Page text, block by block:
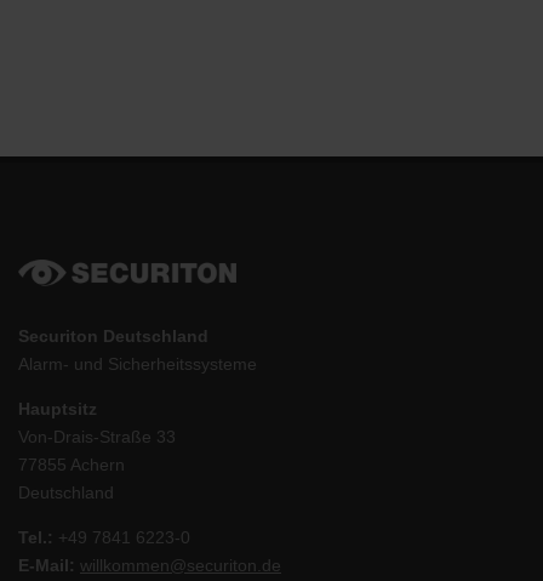
Securiton Deutschland
Alarm- und Sicherheitssysteme
Hauptsitz
Von-Drais-Straße 33
77855 Achern
Deutschland
Tel.: +49 7841 6223-0
E-Mail: willkommen@securiton.de